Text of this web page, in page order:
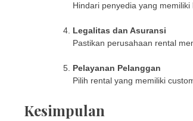
Hindari penyedia yang
Legalitas dan Asuransi
Pastikan perusahaan rental
Pelayanan Pelanggan
Pilih rental yang memiliki
Kesimpulan